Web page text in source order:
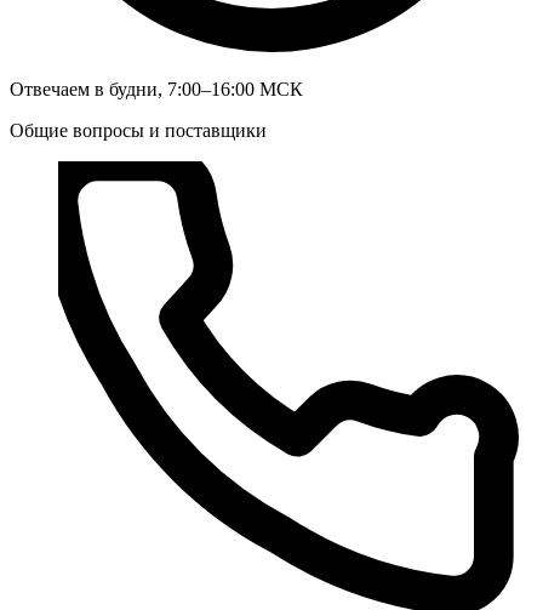
Отвечаем в будни, 7:00–16:00 МСК
Общие вопросы и поставщики